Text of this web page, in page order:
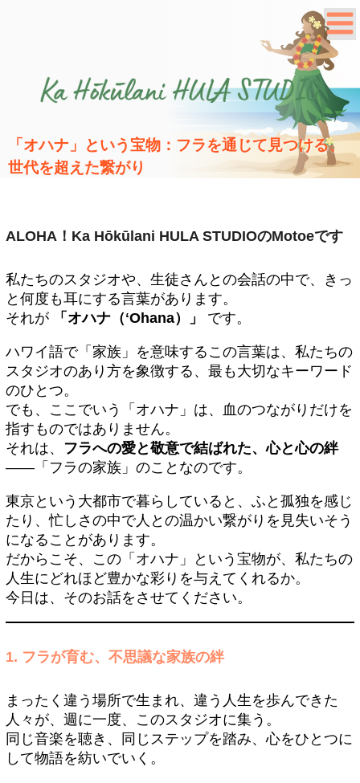
「オハナ」という宝物：フラを通じて見つける、
世代を超えた繋がり
ALOHA！Ka Hōkūlani HULA STUDIOのMotoeです
私たちのスタジオや、生徒さんとの会話の中で、きっ
と何度も耳にする言葉があります。
それが
「オハナ（ʻOhana）」 です。
ハワイ語で「家族」を意味するこの言葉は、私たちの
スタジオのあり方を象徴する、最も大切なキーワード
のひとつ。
でも、ここでいう「オハナ」は、血のつながりだけを
指すものではありません。
それは、 フラへの愛と敬意で結ばれた、心と心の絆
——「フラの家族」のことなのです。
東京という大都市で暮らしていると、ふと孤独を感じ
たり、忙しさの中で人との温かい繋がりを見失いそう
になることがあります。
だからこそ、この「オハナ」という宝物が、私たちの
人生にどれほど豊かな彩りを与えてくれるか。
今日は、そのお話をさせてください。
1. フラが育む、不思議な家族の絆
まったく違う場所で生まれ、違う人生を歩んできた
人々が、週に一度、このスタジオに集う。
同じ音楽を聴き、同じステップを踏み、心をひとつに
して物語を紡いでいく。